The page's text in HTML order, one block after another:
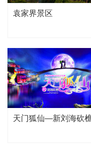
袁家界景区